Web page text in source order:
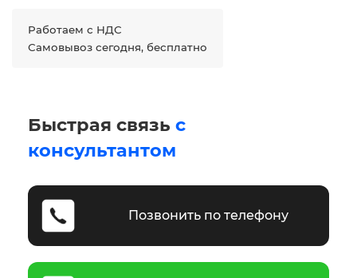
Работаем с НДС
Самовывоз сегодня, бесплатно
Быстрая связь с
консультантом
Позвонить по телефону